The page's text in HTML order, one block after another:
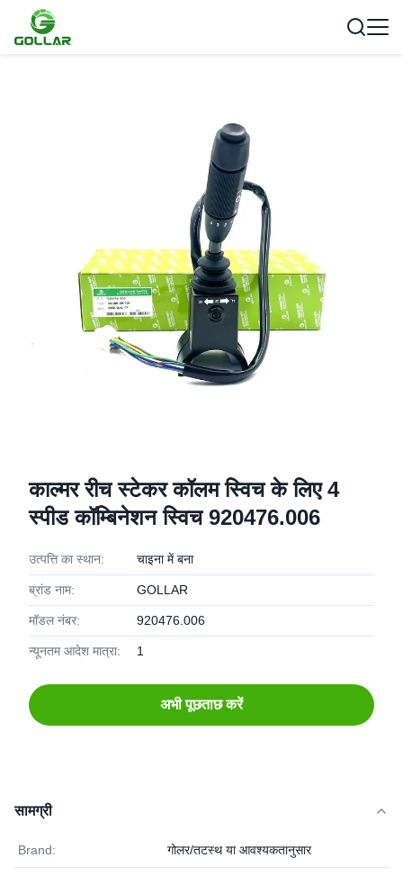
काल्मर रीच स्टेकर कॉलम स्विच के लिए 4
स्पीड कॉम्बिनेशन स्विच 920476.006
उत्पत्ति का स्थान: चाइना में बना
ब्रांड नाम: GOLLAR
मॉडल नंबर: 920476.006
न्यूनतम आदेश मात्रा: 1
अभी पूछताछ करें
सामग्री
Brand: गोलर/तटस्थ या आवश्यकतानुसार